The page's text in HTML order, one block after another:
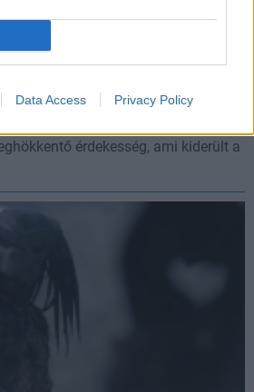
Data Access Privacy Policy
film lesz a Badlands - annak
érdekesség, ami kiderült a